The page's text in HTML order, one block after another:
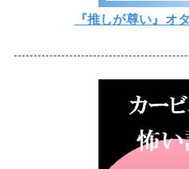
『推しが尊い』オ